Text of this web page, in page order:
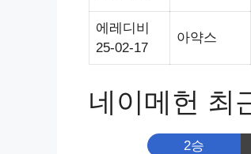
에레디비
25-02-17
아약스
네이메헌 최
2승